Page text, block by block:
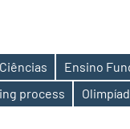
Ensino
process